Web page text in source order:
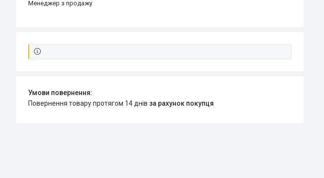
Менеджер з продажу
повернення товару протягом 14 днів за рахунок покупця